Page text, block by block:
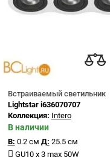
Встраиваемый светильник
Lightstar i636070707
Коллекция: Intero
В наличии
В: 0.2 см Д: 25.5 см
GU10 x 3 max 50W